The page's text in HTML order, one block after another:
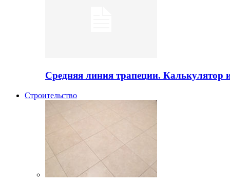
Средняя линия трапеции.
Строительство